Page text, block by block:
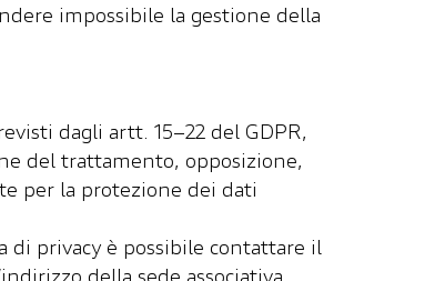
impossibile la gestione della
dagli artt. 15–22 del GDPR,
del trattamento, opposizione,
per la protezione dei dati
di privacy è possibile contattare il